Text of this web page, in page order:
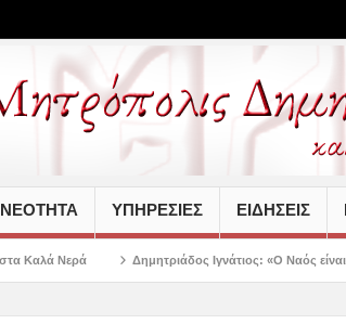
ΝΕΟΤΗΤΑ ΥΠΗΡΕΣΙΕΣ ΕΙΔΗΣΕΙΣ
Δημητριάδος Ιγνάτιος: «Ο Ναός είναι ο τόπος της